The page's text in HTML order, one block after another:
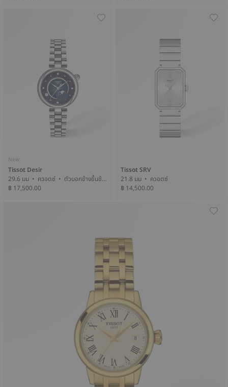
New
Tissot Desir
29.6 มม • ควอตซ์ • ตัวบอกข้างขึ้นข้าง
แรม • Diamonds
฿ 17,500.00
Tissot SRV
21.8 มม • ควอตซ์
฿ 14,500.00